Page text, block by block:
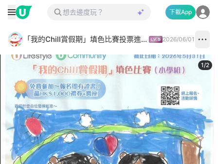
下載App
「我的Chill賞假期」填色比賽投票進行中✅ 2026/06/01
1/2